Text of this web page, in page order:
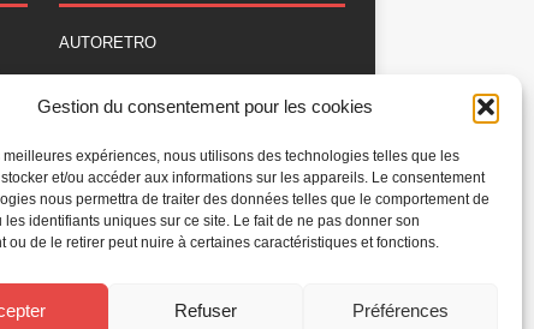
Gestion du consentement pour les cookies
meilleures expériences, nous utilisons des technologies telles que les
et/ou accéder aux informations sur les appareils. Le consentement
nous permettra de traiter des données telles que le comportement de
les identifiants uniques sur ce site. Le fait de ne pas donner son
ou de le retirer peut nuire à certaines caractéristiques et fonctions.
Refuser Préférences
AUTORETRO
77309 Fontainebleau Cedex
Fax: 01 60 39 69 00
Nous contacter par email
Mentions légales
Gestion des cookies